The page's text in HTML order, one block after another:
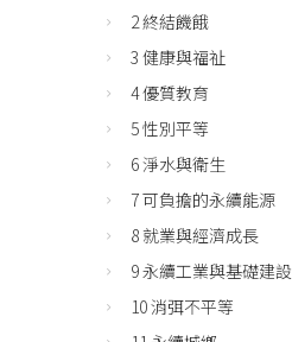
2 終結饑餓
3 健康與福祉
4 優質教育
5 性別平等
6 淨水與衛生
7 可負擔的永續能源
8 就業與經濟成長
9 永續工業與基礎建設
10 消弭不平等